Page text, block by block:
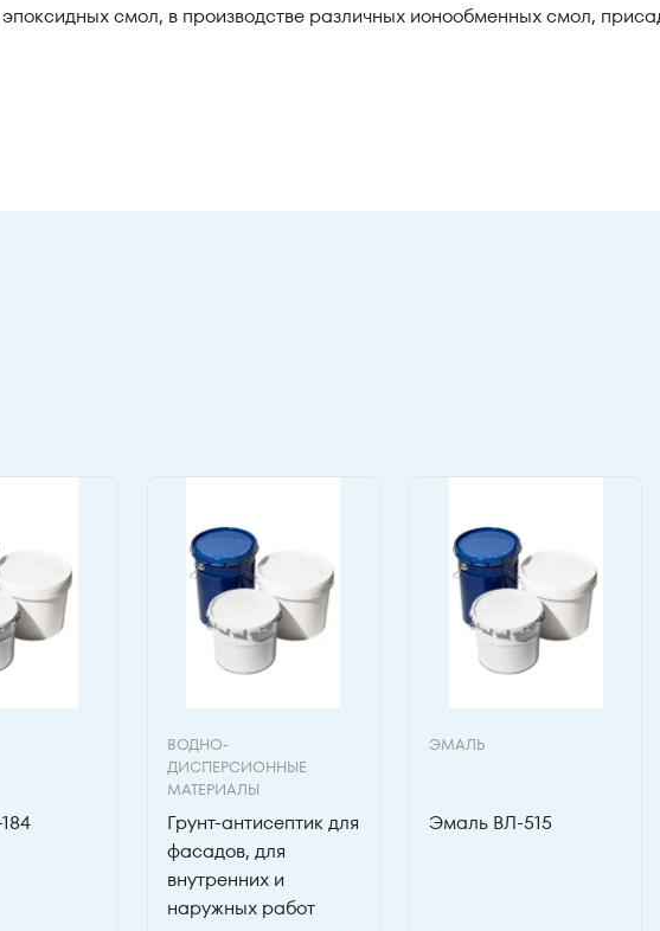
смол, в производстве различных ионообменных смол,
ВОДНО-
ДИСПЕРСИОННЫЕ
МАТЕРИАЛЫ
Грунт-антисептик для
фасадов, для
внутренних и
наружных работ
ЭМАЛЬ
Эмаль ВЛ-515